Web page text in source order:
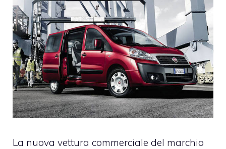
La nuova vettura commerciale del marchio